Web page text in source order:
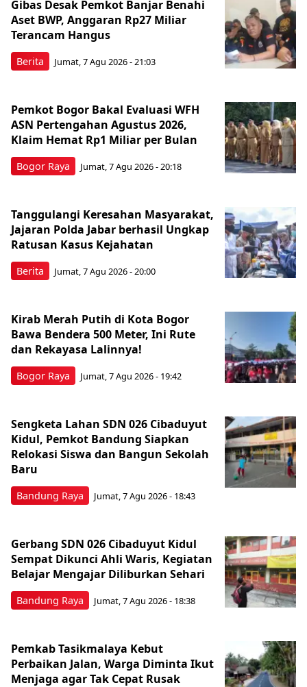
Berita
Gibas Desak Pemkot Banjar Benahi
Aset BWP, Anggaran Rp27 Miliar
Terancam Hangus
Jumat, 7 Agu 2026 - 21:03
Bogor Raya
Pemkot Bogor Bakal Evaluasi WFH
ASN Pertengahan Agustus 2026,
Klaim Hemat Rp1 Miliar per Bulan
Jumat, 7 Agu 2026 - 20:18
Berita
Tanggulangi Keresahan Masyarakat,
Jajaran Polda Jabar berhasil Ungkap
Ratusan Kasus Kejahatan
Jumat, 7 Agu 2026 - 20:00
Bogor Raya
Kirab Merah Putih di Kota Bogor
Bawa Bendera 500 Meter, Ini Rute
dan Rekayasa Lalinnya!
Jumat, 7 Agu 2026 - 19:42
Bandung Raya
Sengketa Lahan SDN 026 Cibaduyut
Kidul, Pemkot Bandung Siapkan
Relokasi Siswa dan Bangun Sekolah
Baru
Jumat, 7 Agu 2026 - 18:43
Bandung Raya
Gerbang SDN 026 Cibaduyut Kidul
Sempat Dikunci Ahli Waris, Kegiatan
Belajar Mengajar Diliburkan Sehari
Jumat, 7 Agu 2026 - 18:38
Pemkab Tasikmalaya Kebut
Perbaikan Jalan, Warga Diminta Ikut
Menjaga agar Tak Cepat Rusak